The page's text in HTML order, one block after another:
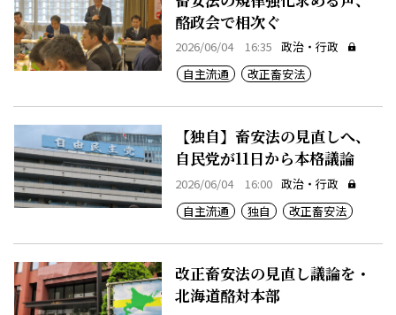
酪政会で相次ぐ
2026/06/04 16:35 政治・行政
自主流通
改正畜安法
【独自】畜安法の見直しへ、
自民党が11日から本格議論
2026/06/04 16:00 政治・行政
自主流通
独自 改正畜安法
改正畜安法の見直し議論を・
北海道酪対本部